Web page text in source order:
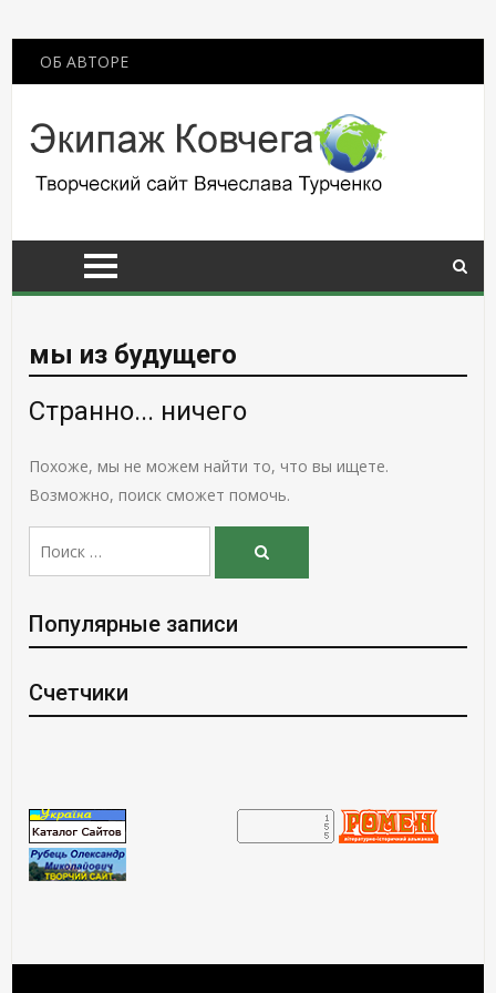
ОБ АВТОРЕ
мы из будущего
Странно... ничего
Похоже, мы не можем найти то, что вы ищете.
Возможно, поиск сможет помочь.
Поиск
Популярные записи
Счетчики